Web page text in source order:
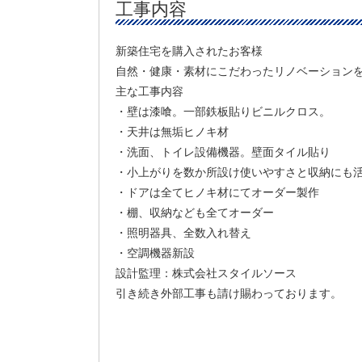
工事内容
新築住宅を購入されたお客様
自然・健康・素材にこだわったリノベーション
主な工事内容
・壁は漆喰。一部鉄板貼りビニルクロス。
・天井は無垢ヒノキ材
・洗面、トイレ設備機器。壁面タイル貼り
・小上がりを数か所設け使いやすさと収納にも
・ドアは全てヒノキ材にてオーダー製作
・棚、収納なども全てオーダー
・照明器具、全数入れ替え
・空調機器新設
設計監理：株式会社スタイルソース
引き続き外部工事も請け賜わっております。